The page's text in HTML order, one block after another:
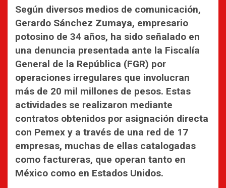
Según diversos medios de comunicación,
Gerardo Sánchez Zumaya, empresario
potosino de 34 años, ha sido señalado en
una denuncia presentada ante la Fiscalía
General de la República (FGR) por
operaciones irregulares que involucran
más de 20 mil millones de pesos. Estas
actividades se realizaron mediante
contratos obtenidos por asignación directa
con Pemex y a través de una red de 17
empresas, muchas de ellas catalogadas
como factureras, que operan tanto en
México como en Estados Unidos.